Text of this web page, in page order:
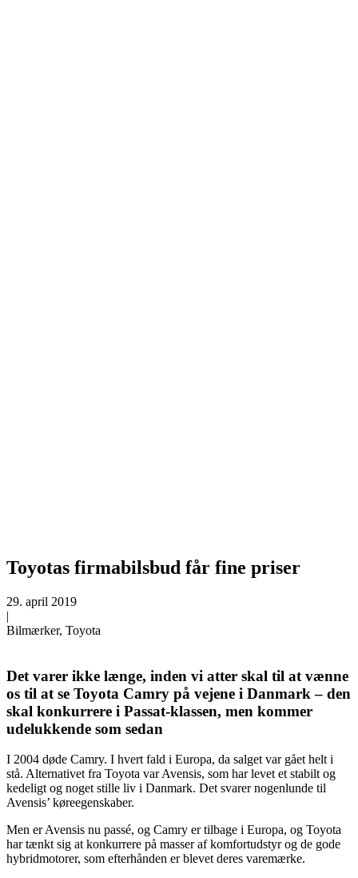
Toyotas firmabilsbud får fine priser
29. april 2019
|
Bilmærker, Toyota
Det varer ikke længe, inden vi atter skal til at vænne
os til at se Toyota Camry på vejene i Danmark – den
skal konkurrere i Passat-klassen, men kommer
udelukkende som sedan
I 2004 døde Camry. I hvert fald i Europa, da salget var gået helt i
stå. Alternativet fra Toyota var Avensis, som har levet et stabilt og
kedeligt og noget stille liv i Danmark. Det svarer nogenlunde til
Avensis’ køreegenskaber.
Men er Avensis nu passé, og Camry er tilbage i Europa, og Toyota
har tænkt sig at konkurrere på masser af komfortudstyr og de gode
hybridmotorer, som efterhånden er blevet deres varemærke.